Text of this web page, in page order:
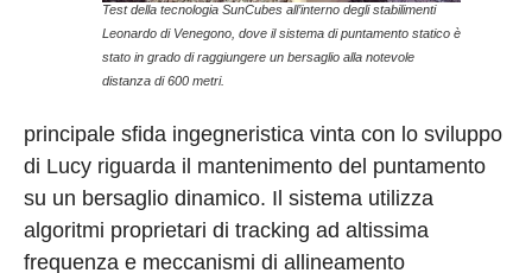
Test della tecnologia SunCubes all’interno degli stabilimenti
Leonardo di Venegono, dove il sistema di puntamento statico è
stato in grado di raggiungere un bersaglio alla notevole
distanza di 600 metri.
principale sfida ingegneristica vinta con lo sviluppo
di Lucy riguarda il mantenimento del puntamento
su un bersaglio dinamico. Il sistema utilizza
algoritmi proprietari di tracking ad altissima
frequenza e meccanismi di allineamento